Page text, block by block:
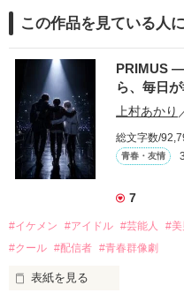
この作品を見ている人
PRIMUS
ら、毎日
上村あかり
総文字数/
青春・友情
7
#イケメン #アイドル #芸能人 #
#クール #配信者 #青春群像劇
表紙を見る